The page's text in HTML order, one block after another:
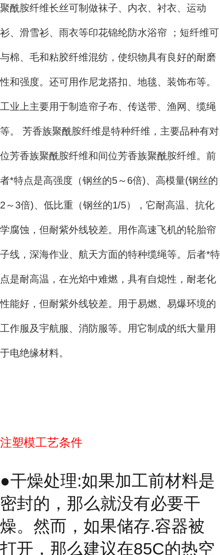
聚酰胺纤维长丝可制做袜子、内衣、衬衣、运动
衫、滑雪衫、雨衣等印花锦纶防水浴帘 ；短纤维可
与棉、毛和粘胶纤维混纺，使织物具有良好的耐磨
性和强度。还可用作尼龙搭扣、地毯、装饰布等。
工业上主要用于制造帘子布、传送带、渔网、缆绳
等。 芳香族聚酰胺纤维是特种纤维，主要品种有对
位芳香族聚酰胺纤维和间位芳香族聚酰胺纤维。前
者*特点是高强度（钢丝的5～6倍)、高模量(钢丝的
2～3倍)、低比重（钢丝的1/5），它耐高温、抗化
学腐蚀，但耐紫外线较差。用作高速飞机的轮胎帘
子线，深海作业、航天方面的特种缆绳等。后者*特
点是耐高温，在光焰中难燃，具有自熄性，耐老化
性能好，但耐紫外线较差。用于易燃、易爆环境的
工作服及宇航服、消防服等。用它制成的纸大量用
于电绝缘材料。
注塑模工艺条件
●干燥处理:如果加工前材料是
密封的，那么就没有必要干
燥。然而，如果储存.容器被
打开，那么建议在85C的热空